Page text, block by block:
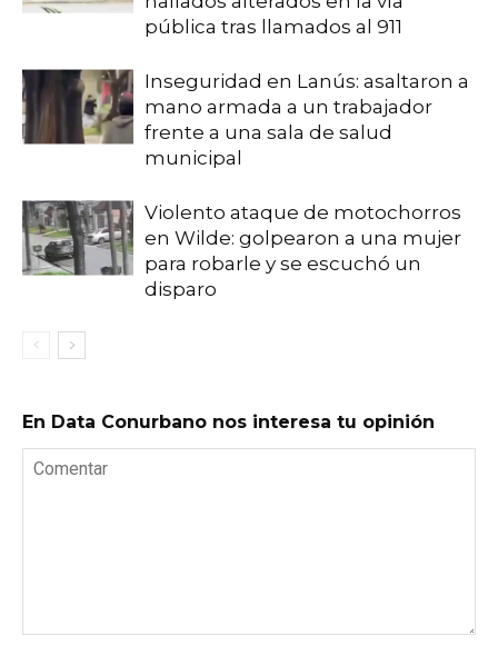
pública tras llamados al 911
Inseguridad en Lanús: asaltaron a
mano armada a un trabajador
frente a una sala de salud
municipal
Violento ataque de motochorros
en Wilde: golpearon a una mujer
para robarle y se escuchó un
disparo
En Data Conurbano nos interesa tu opinión